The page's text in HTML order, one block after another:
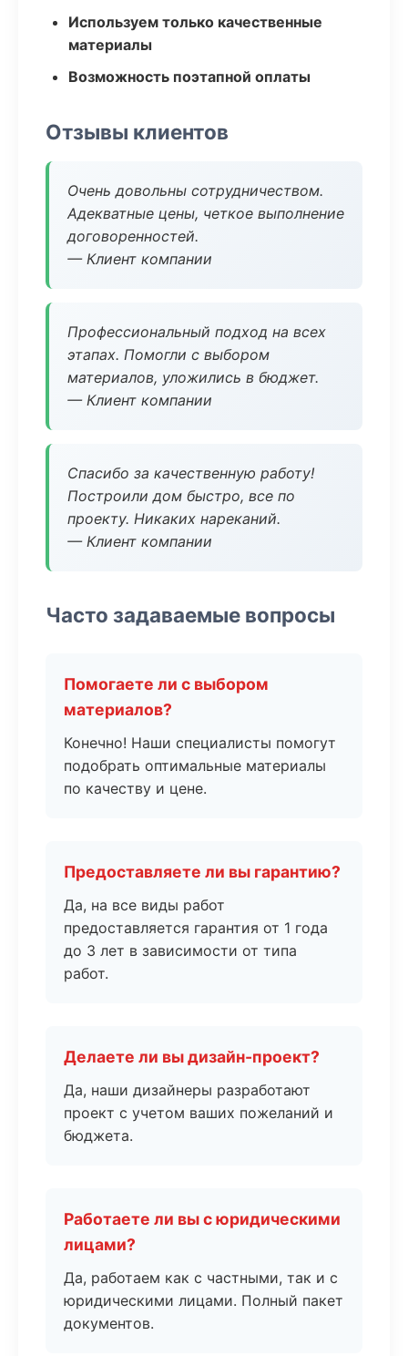
Используем только качественные
материалы
Возможность поэтапной оплаты
Отзывы клиентов
Очень довольны сотрудничеством.
Адекватные цены, четкое выполнение
договоренностей.
— Клиент компании
Профессиональный подход на всех
этапах. Помогли с выбором
материалов, уложились в бюджет.
— Клиент компании
Спасибо за качественную работу!
Построили дом быстро, все по
проекту. Никаких нареканий.
— Клиент компании
Часто задаваемые вопросы
Помогаете ли с выбором
материалов?
Конечно! Наши специалисты помогут
подобрать оптимальные материалы
по качеству и цене.
Предоставляете ли вы гарантию?
Да, на все виды работ
предоставляется гарантия от 1 года
до 3 лет в зависимости от типа
работ.
Делаете ли вы дизайн-проект?
Да, наши дизайнеры разработают
проект с учетом ваших пожеланий и
бюджета.
Работаете ли вы с юридическими
лицами?
Да, работаем как с частными, так и с
юридическими лицами. Полный пакет
документов.